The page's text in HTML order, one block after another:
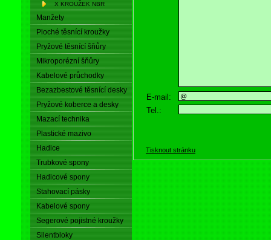
X KROUŽEK NBR
Manžety
Ploché těsnící kroužky
Pryžové těsnící šňůry
Mikroporézní šňůry
Kabelové průchodky
Bezazbestové těsnící desky
Pryžové koberce a desky
Mazací technika
Plastické mazivo
Hadice
Trubkové spony
Hadicové spony
Stahovací pásky
Kabelové spony
Segerové pojistné kroužky
Silentbloky
E-mail:
Tel.:
Tisknout stránku